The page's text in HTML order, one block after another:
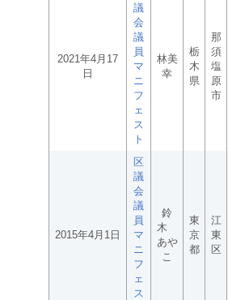
2021年4月17
日
議
会
議
員
マ
ニ
フ
ェ
ス
ト
林美
幸
栃
木
県
那
須
塩
原
市
2015年4月1日
区
議
会
議
員
マ
ニ
フ
ェ
ス
鈴
木
あや
こ
東
京
都
江
東
区